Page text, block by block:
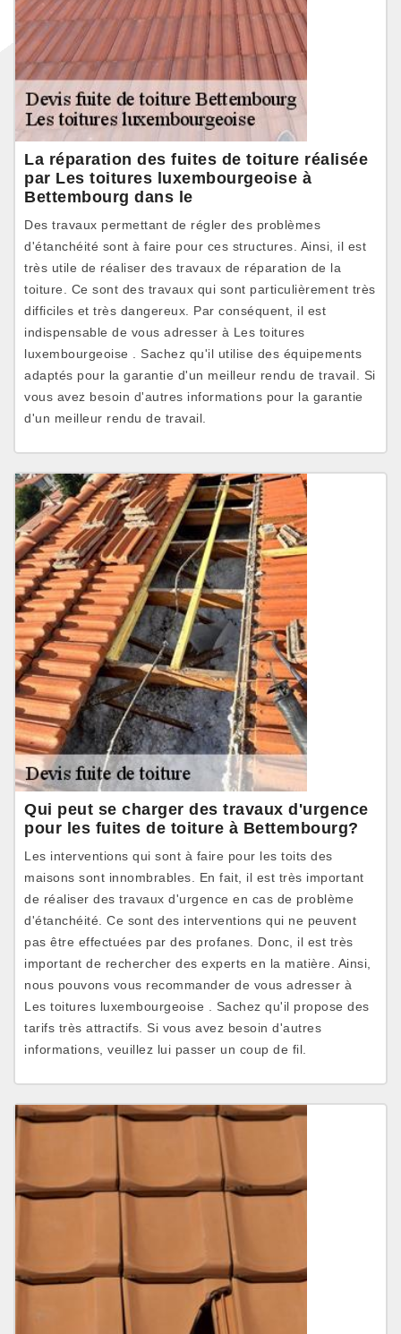
La réparation des fuites de toiture réalisée
par Les toitures luxembourgeoise à
Bettembourg dans le
Des travaux permettant de régler des problèmes
d'étanchéité sont à faire pour ces structures. Ainsi, il est
très utile de réaliser des travaux de réparation de la
toiture. Ce sont des travaux qui sont particulièrement très
difficiles et très dangereux. Par conséquent, il est
indispensable de vous adresser à Les toitures
luxembourgeoise . Sachez qu'il utilise des équipements
adaptés pour la garantie d'un meilleur rendu de travail. Si
vous avez besoin d'autres informations pour la garantie
d'un meilleur rendu de travail.
Qui peut se charger des travaux d'urgence
pour les fuites de toiture à Bettembourg?
Les interventions qui sont à faire pour les toits des
maisons sont innombrables. En fait, il est très important
de réaliser des travaux d'urgence en cas de problème
d'étanchéité. Ce sont des interventions qui ne peuvent
pas être effectuées par des profanes. Donc, il est très
important de rechercher des experts en la matière. Ainsi,
nous pouvons vous recommander de vous adresser à
Les toitures luxembourgeoise . Sachez qu'il propose des
tarifs très attractifs. Si vous avez besoin d'autres
informations, veuillez lui passer un coup de fil.